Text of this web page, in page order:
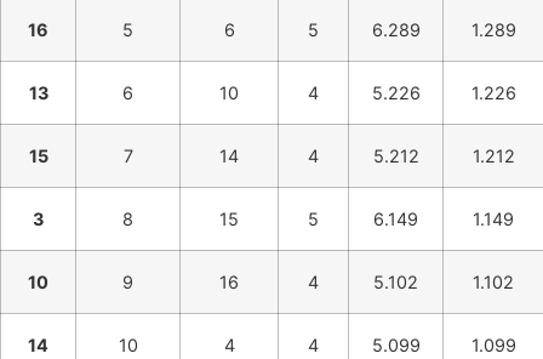
16 5 6 5 6.289 1.289
13 6 10 4 5.226 1.226
15 7 14 4 5.212 1.212
3 8 15 5 6.149 1.149
10 9 16 4 5.102 1.102
14 10 4 4 5.099 1.099